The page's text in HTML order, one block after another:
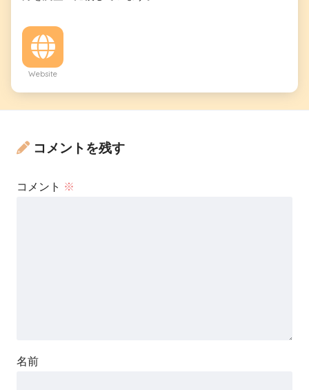
Website
コメントを残す
コメント ※
名前